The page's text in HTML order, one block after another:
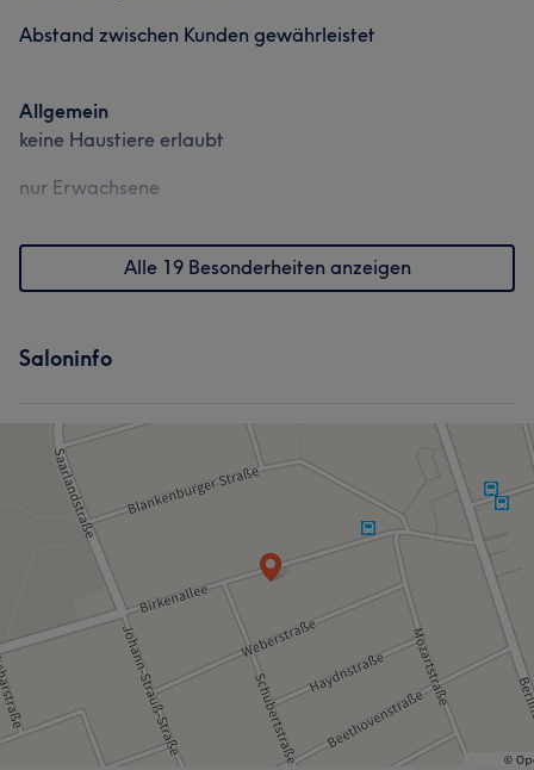
Abstand zwischen Kunden gewährleistet
Allgemein
keine Haustiere erlaubt
nur Erwachsene
Alle 19 Besonderheiten anzeigen
Saloninfo